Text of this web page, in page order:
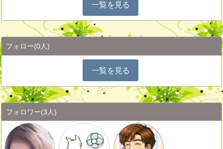
一覧を見る
フォロー(0人)
一覧を見る
フォロワー(3人)